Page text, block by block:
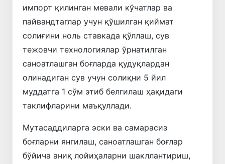
импорт қилинган мевали кўчатлар ва
пайвандтаглар учун қўшилган қиймат
солиғини ноль ставкада қўллаш, сув
тежовчи технологиялар ўрнатилган
саноатлашган боғларда қудуқлардан
олинадиган сув учун солиқни 5 йил
муддатга 1 сўм этиб белгилаш ҳақидаги
таклифларини маъқуллади.
Мутасаддиларга эски ва самарасиз
боғларни янгилаш, саноатлашган боғлар
бўйича аниқ лойиҳаларни шакллантириш,